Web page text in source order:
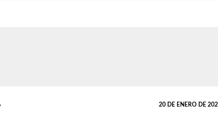
20 DE ENERO DE